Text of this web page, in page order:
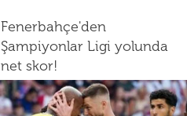
Fenerbahçe'den
Şampiyonlar Ligi yolunda
net skor!